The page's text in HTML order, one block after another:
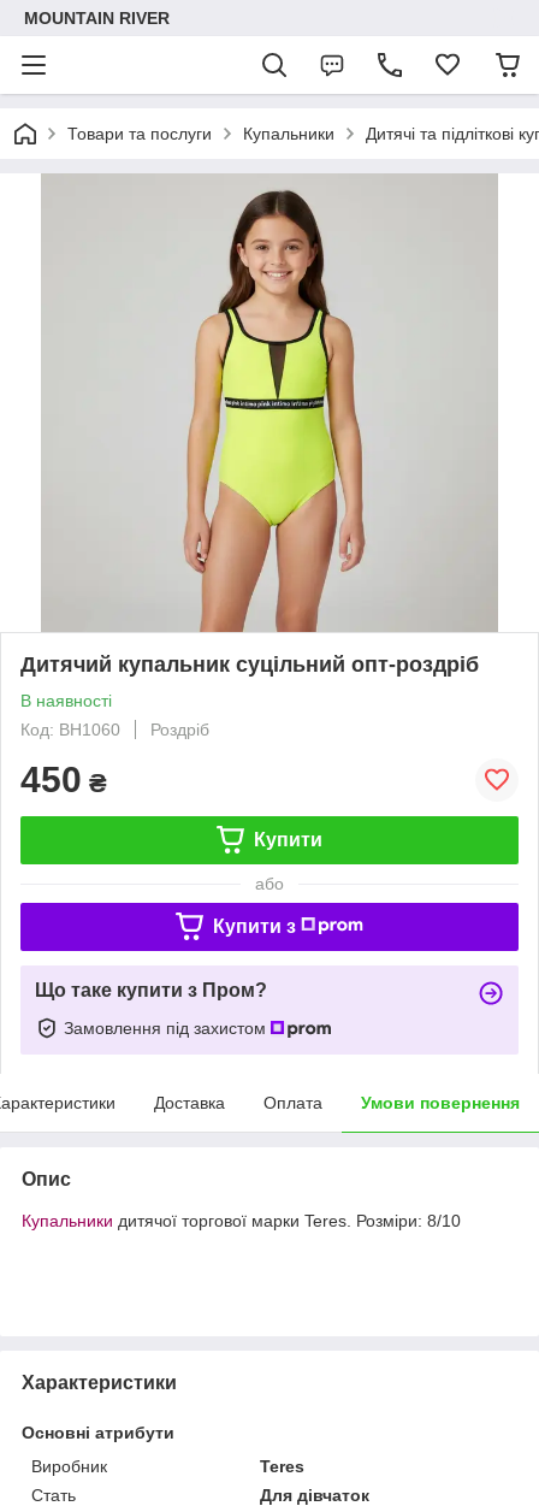
MOUNTAIN RIVER
Товари та послуги Купальники Дитячі та підліткові
Дитячий купальник суцільний опт-роздріб
В наявності
Код: BH1060
Роздріб
450 ₴
Купити
або
Купити з
Що таке купити з Пром?
Замовлення під захистом
Доставка Оплата Умови повернення
Опис
Купальники дитячої торгової марки Teres. Розміри: 8/10
Характеристики
Основні атрибути
Виробник
Teres
Стать
Для дівчаток